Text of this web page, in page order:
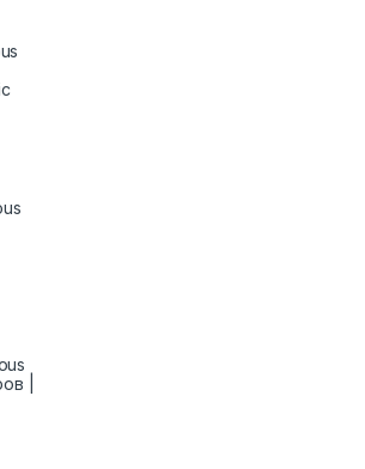
|